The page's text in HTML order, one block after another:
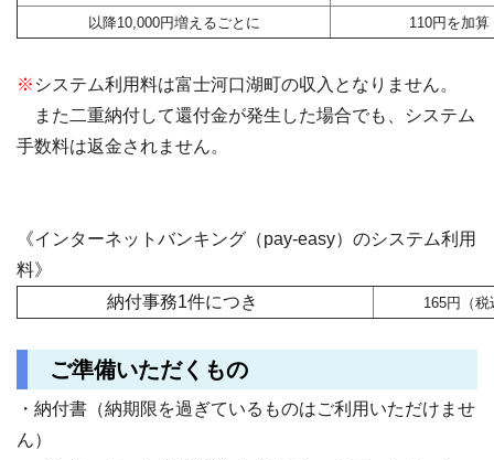
以降10,000円増えるごとに
110円を加算
※ システム利用料は富士河口湖町の収入となりません。
また二重納付して還付金が発生した場合でも、システム
手数料は返金されません。
《インターネットバンキング（pay-easy）のシステム利用
料》
納付事務1件につき
165円（税
ご準備いただくもの
・納付書（納期限を過ぎているものはご利用いただけませ
ん）